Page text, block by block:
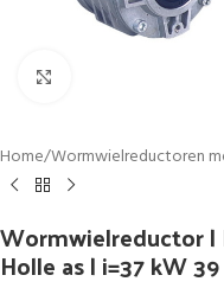
Home/Wormwielreductoren
Wormwielreductor
Holle as | i=37 kW